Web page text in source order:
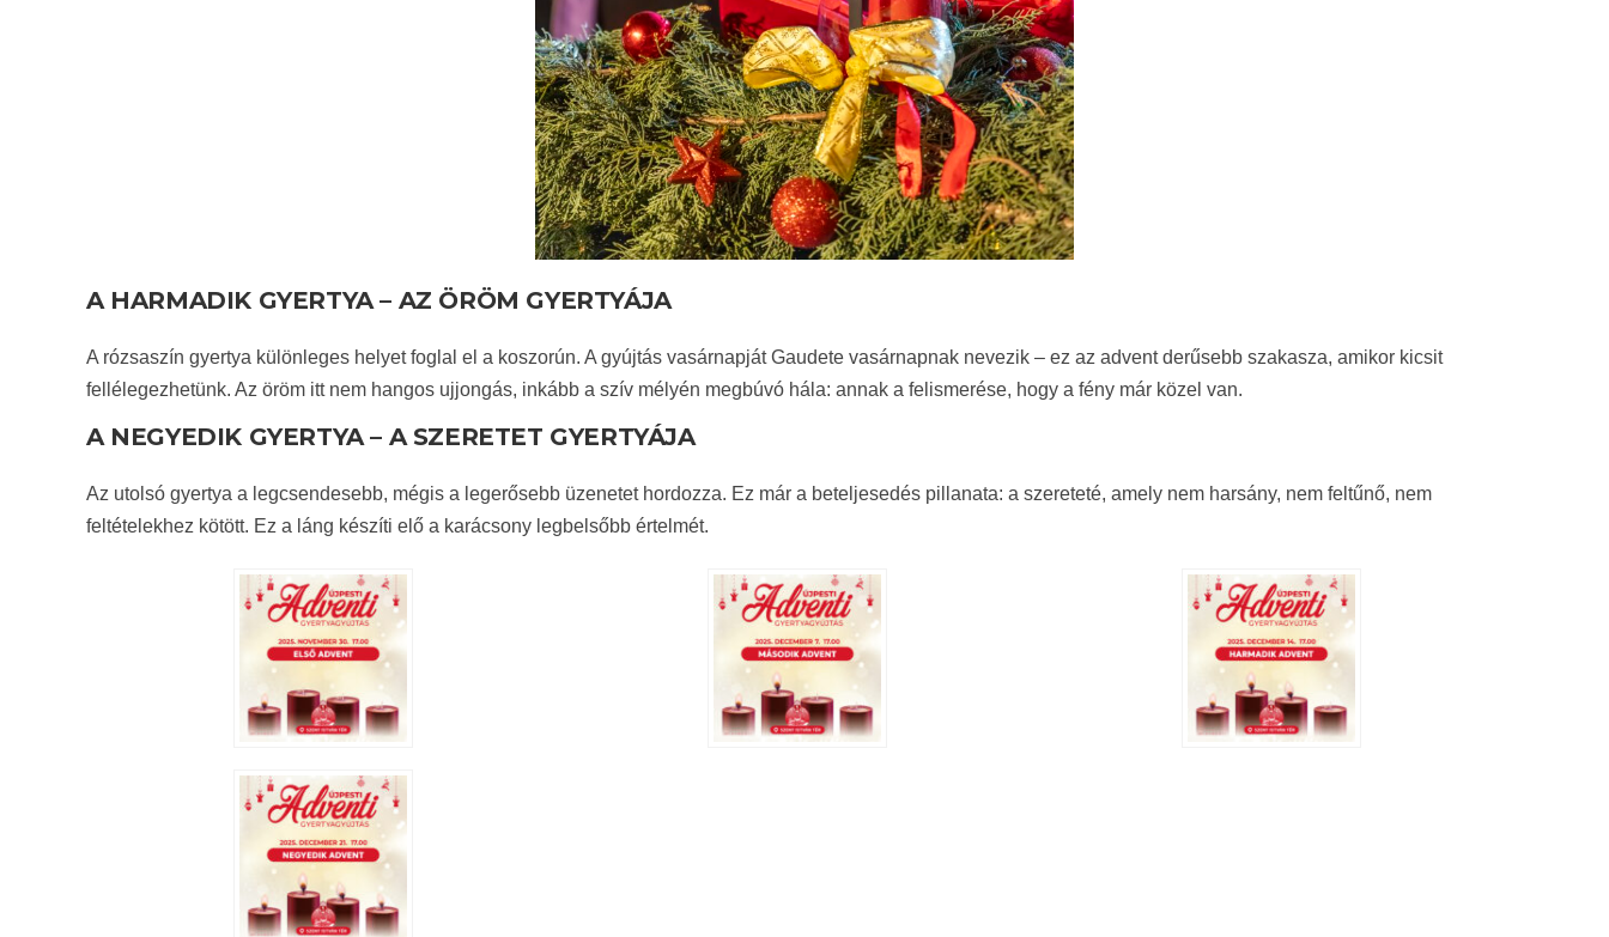
A HARMADIK GYERTYA – AZ ÖRÖM GYERTYÁJA
A rózsaszín gyertya különleges helyet foglal el a koszorún. A gyújtás vasárnapját Gaudete vasárnapnak nevezik – ez az advent derűsebb szakasza, amikor kicsit
fellélegezhetünk. Az öröm itt nem hangos ujjongás, inkább a szív mélyén megbúvó hála: annak a felismerése, hogy a fény már közel van.
A NEGYEDIK GYERTYA – A SZERETET GYERTYÁJA
Az utolsó gyertya a legcsendesebb, mégis a legerősebb üzenetet hordozza. Ez már a beteljesedés pillanata: a szereteté, amely nem harsány, nem feltűnő, nem
feltételekhez kötött. Ez a láng készíti elő a karácsony legbelsőbb értelmét.